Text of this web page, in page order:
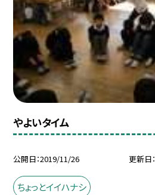
やよいタイム
公開日 2019/11/26 更新日
ちょっとイイハナシ